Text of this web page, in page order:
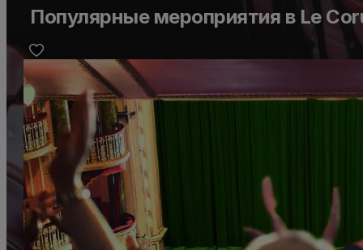
Популярные мероприятия в Le